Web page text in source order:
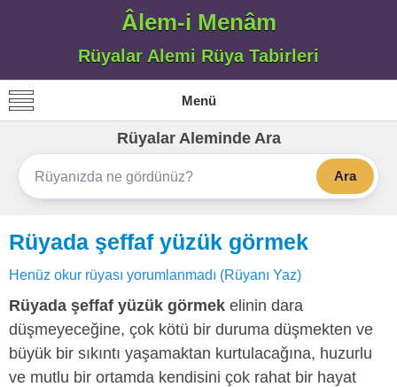
Âlem-i Menâm
Rüyalar Alemi Rüya Tabirleri
Menü
Rüyalar Aleminde Ara
Ara
Rüyada şeffaf yüzük görmek
Henüz okur rüyası yorumlanmadı (Rüyanı Yaz)
Rüyada şeffaf yüzük görmek elinin dara
düşmeyeceğine, çok kötü bir duruma düşmekten ve
büyük bir sıkıntı yaşamaktan kurtulacağına, huzurlu
ve mutlu bir ortamda kendisini çok rahat bir hayat